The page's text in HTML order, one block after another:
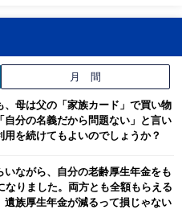
月 間
、母は父の「家族カード」で買い物
自分の名義だから問題ない」と言い
用を続けてもよいのでしょうか？
いながら、自分の老齢厚生年金をも
なりました。両方とも全額もらえる
遺族厚生年金が減るって損じゃない